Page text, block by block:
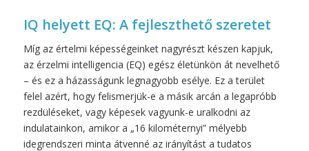
IQ helyett EQ: A fejleszthető szeretet
Míg az értelmi képességeinket nagyrészt készen kapjuk,
az érzelmi intelligencia (EQ) egész életünkön át nevelhető
– és ez a házasságunk legnagyobb esélye. Ez a terület
felel azért, hogy felismerjük-e a másik arcán a legapróbb
rezdüléseket, vagy képesek vagyunk-e uralkodni az
indulatainkon, amikor a „16 kilométernyi” mélyebb
idegrendszeri minta átvenné az irányítást a tudatos